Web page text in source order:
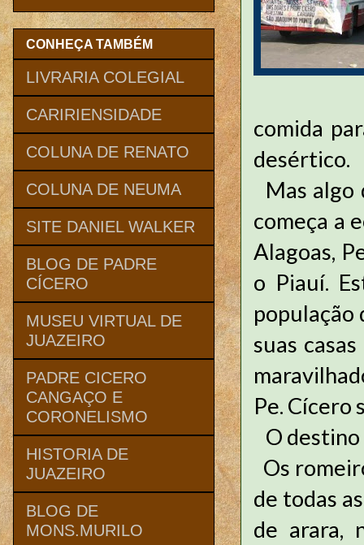
comida
desértico.
Mas algo
começa a
Alagoas,
o Piauí.
população
suas
Pe. Cícero
O
Os
de todas
de arara,
CONHEÇA TAMBÉM
LIVRARIA COLEGIAL
CARIRIENSIDADE
COLUNA DE RENATO
COLUNA DE NEUMA
SITE DANIEL WALKER
BLOG DE PADRE
CÍCERO
MUSEU VIRTUAL DE
JUAZEIRO
PADRE CICERO
CANGAÇO E
CORONELISMO
HISTORIA DE
JUAZEIRO
BLOG DE
MONS.MURILO